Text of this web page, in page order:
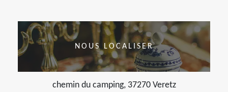
NOUS LOCALISER
chemin du camping, 37270 Veretz